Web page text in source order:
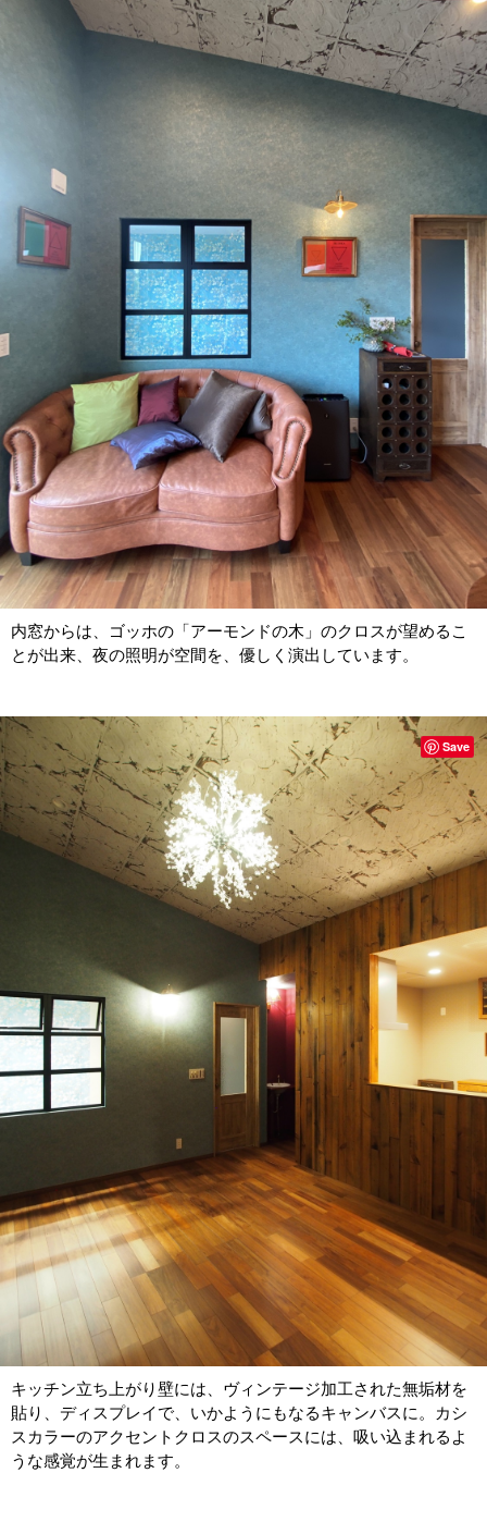
内窓からは、ゴッホの「アーモンドの木」のクロスが望めるこ
とが出来、夜の照明が空間を、優しく演出しています。
キッチン立ち上がり壁には、ヴィンテージ加工された無垢材を
貼り、ディスプレイで、いかようにもなるキャンバスに。カシ
スカラーのアクセントクロスのスペースには、吸い込まれるよ
うな感覚が生まれます。
Save